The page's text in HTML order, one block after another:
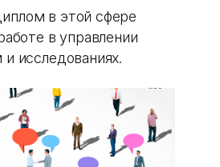
в этой сфере
в управлении
исследованиях.